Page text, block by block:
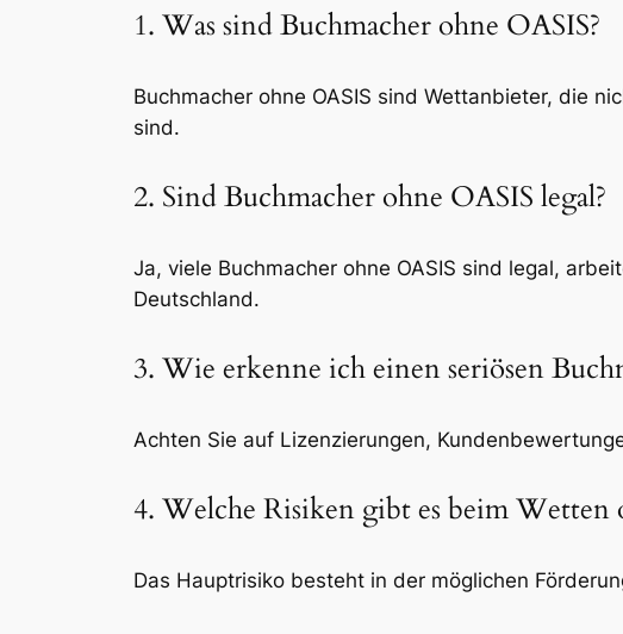
1. Was sind Buchmacher ohne OASIS?
Buchmacher ohne OASIS sind Wettanbieter, die
sind.
2. Sind Buchmacher ohne OASIS legal?
Ja, viele Buchmacher ohne OASIS sind legal,
Deutschland.
3. Wie erkenne ich einen seriösen
Achten Sie auf Lizenzierungen,
4. Welche Risiken gibt es beim Wetten
Das Hauptrisiko besteht in der möglichen